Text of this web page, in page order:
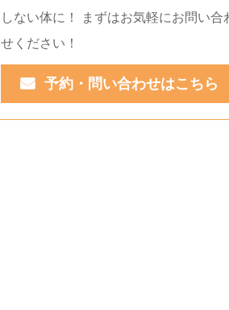
しない体に！ まずはお気軽にお問い合
せください！
予約・問い合わせはこちら